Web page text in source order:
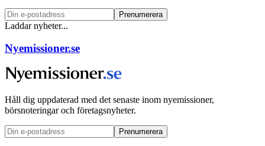
Prenumerera
Laddar nyheter...
Nyemissioner.se
Håll dig uppdaterad med det senaste inom nyemissioner,
börsnoteringar och företagsnyheter.
Prenumerera